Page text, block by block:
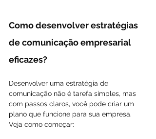
Como desenvolver estratégias
de comunicação empresarial
eficazes?
Desenvolver uma estratégia de
comunicação não é tarefa simples, mas
com passos claros, você pode criar um
plano que funcione para sua empresa.
Veja como começar: